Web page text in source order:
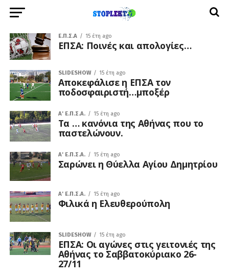
Ε.Π.Σ.Α 15 έτη ago
ΕΠΣΑ: Ποινές και απολογίες…
SLIDESHOW 15 έτη ago
Αποκεφάλισε η ΕΠΣΑ τον
ποδοσφαιριστή…μποξέρ
A' Ε.Π.Σ.Α. 15 έτη ago
Τα … κανόνια της Αθήνας που το
παστελώνουν.
A' Ε.Π.Σ.Α. 15 έτη ago
Σαρώνει η Θύελλα Αγίου Δημητρίου
A' Ε.Π.Σ.Α. 15 έτη ago
Φιλικά η Ελευθερούπολη
SLIDESHOW 15 έτη ago
ΕΠΣΑ: Oι αγώνες στις γειτονιές της
Αθήνας το Σαββατοκύριακο 26-
27/11